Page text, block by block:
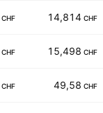
CHF 14,814 CHF
CHF 15,498 CHF
CHF 49,58 CHF